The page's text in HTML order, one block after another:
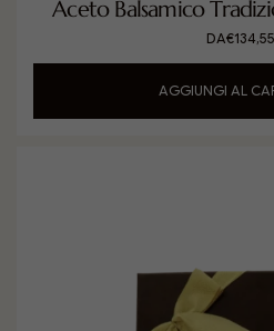
Aceto Balsamico
DOP Extra Vecchio
Parmigiano
DA€134,55
AGGIUNGI AL